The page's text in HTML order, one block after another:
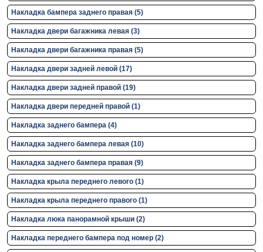
Накладка бампера заднего правая (5)
Накладка двери багажника левая (3)
Накладка двери багажника правая (5)
Накладка двери задней левой (17)
Накладка двери задней правой (19)
Накладка двери передней правой (1)
Накладка заднего бампера (4)
Накладка заднего бампера левая (10)
Накладка заднего бампера правая (9)
Накладка крыла переднего левого (1)
Накладка крыла переднего правого (1)
Накладка люка панорамной крыши (2)
Накладка переднего бампера под номер (2)